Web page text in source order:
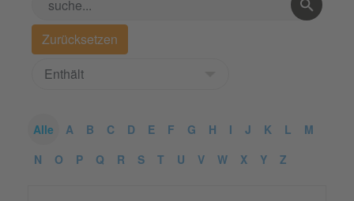
Alle A B C D E F G H I J K L
M
N
O P Q R S T U V W X Y Z